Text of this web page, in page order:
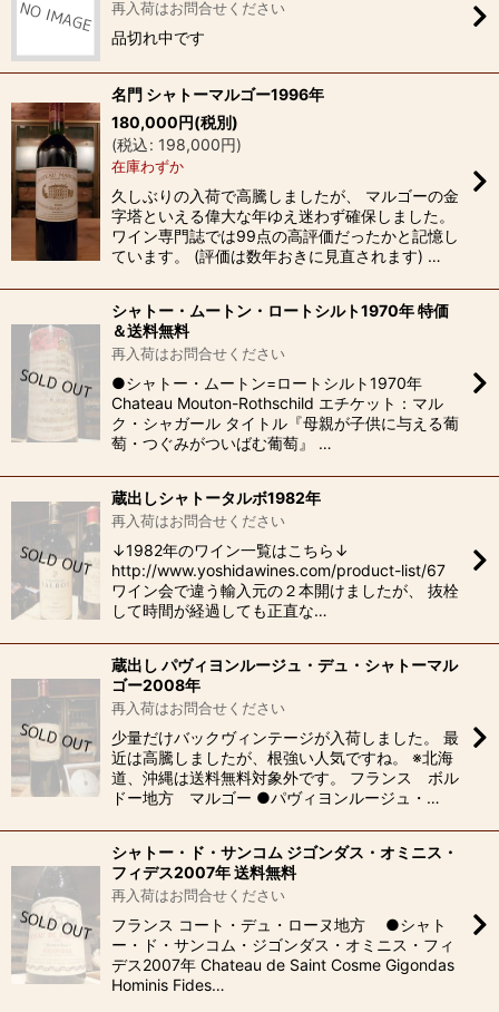
再入荷はお問合せください
品切れ中です
名門 シャトーマルゴー1996年
180,000円(税別)
(税込: 198,000円)
在庫わずか
久しぶりの入荷で高騰しましたが、 マルゴーの金
字塔といえる偉大な年ゆえ迷わず確保しました。
ワイン専門誌では99点の高評価だったかと記憶し
ています。 (評価は数年おきに見直されます) …
シャトー・ムートン・ロートシルト1970年 特価
＆送料無料
再入荷はお問合せください
●シャトー・ムートン=ロートシルト1970年
Chateau Mouton-Rothschild エチケット：マル
ク・シャガール タイトル『母親が子供に与える葡
萄・つぐみがついばむ葡萄』 …
蔵出しシャトータルボ1982年
再入荷はお問合せください
↓1982年のワイン一覧はこちら↓
http://www.yoshidawines.com/product-list/67
ワイン会で違う輸入元の２本開けましたが、 抜栓
して時間が経過しても正直な…
蔵出し パヴィヨンルージュ・デュ・シャトーマル
ゴー2008年
再入荷はお問合せください
少量だけバックヴィンテージが入荷しました。 最
近は高騰しましたが、根強い人気ですね。 ※北海
道、沖縄は送料無料対象外です。 フランス ボル
ドー地方 マルゴー ●パヴィヨンルージュ・…
シャトー・ド・サンコム ジゴンダス・オミニス・
フィデス2007年 送料無料
再入荷はお問合せください
フランス コート・デュ・ローヌ地方 ●シャト
ー・ド・サンコム・ジゴンダス・オミニス・フィ
デス2007年 Chateau de Saint Cosme Gigondas
Hominis Fides…